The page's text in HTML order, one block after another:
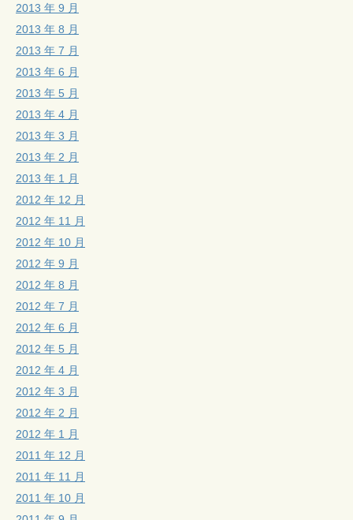
2013 年 9 月
2013 年 8 月
2013 年 7 月
2013 年 6 月
2013 年 5 月
2013 年 4 月
2013 年 3 月
2013 年 2 月
2013 年 1 月
2012 年 12 月
2012 年 11 月
2012 年 10 月
2012 年 9 月
2012 年 8 月
2012 年 7 月
2012 年 6 月
2012 年 5 月
2012 年 4 月
2012 年 3 月
2012 年 2 月
2012 年 1 月
2011 年 12 月
2011 年 11 月
2011 年 10 月